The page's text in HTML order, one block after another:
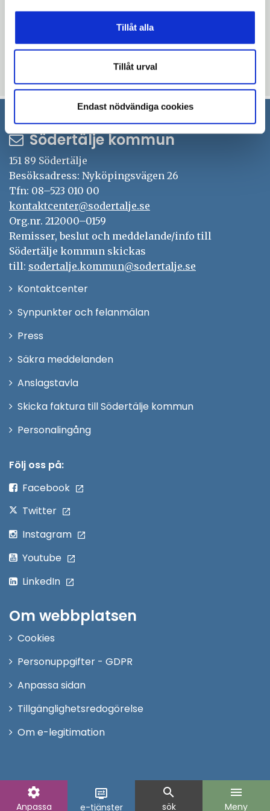
Tillåt alla
Tillåt urval
Endast nödvändiga cookies
settings
Anpassa
display_settings
e-tjänster
search
sök
menu
Meny
Mer information:
Vivi Havia, skolutvecklare, 08-523 020 67,
vivi.havia@sodertalje.se
Södertälje kommun
151 89 Södertälje
Besöksadress: Nyköpingsvägen 26
Tfn: 08–523 010 00
kontaktcenter@sodertalje.se
Org.nr. 212000–0159
Remisser, beslut och meddelande/info till
Södertälje kommun skickas
till: sodertalje.kommun@sodertalje.se
KontaktcenterÖppna
Synpunkter och felanmälan
Press
fönster
Säkra meddelanden
Anslagstavla
Skicka faktura till Södertälje kommun
PersonalingångÖppna
Följ oss på:
Facebook
Twitter
Instagram
Youtube
LinkedIn
Om webbplatsen
Cookies
Personuppgifter - GDPR
Anpassa sidan
Tillgänglighetsredogörelse
Om e-legitimation